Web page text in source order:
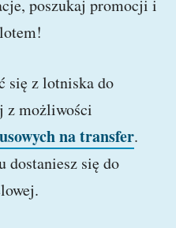
poszukaj promocji i
się z lotniska do
z możliwości
na transfer.
dostaniesz się do